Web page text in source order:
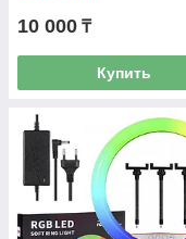
10 000 ₸
Купить